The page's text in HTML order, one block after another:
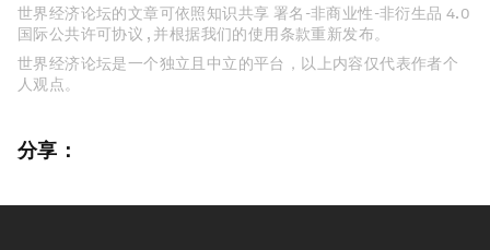
世界经济论坛的文章可依照知识共享 署名-非商业性-非衍生品 4.0
国际公共许可协议 , 并根据我们的使用条款重新发布。
世界经济论坛是一个独立且中立的平台，以上内容仅代表作者个
人观点。
分享：